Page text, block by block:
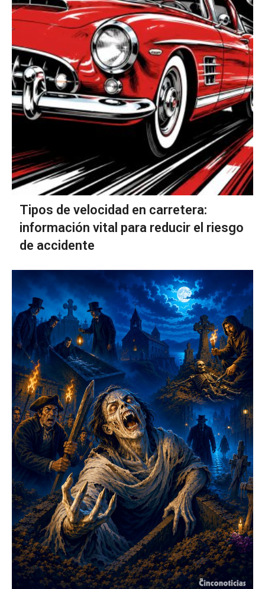
Tipos de velocidad en carretera:
información vital para reducir el riesgo
de accidente